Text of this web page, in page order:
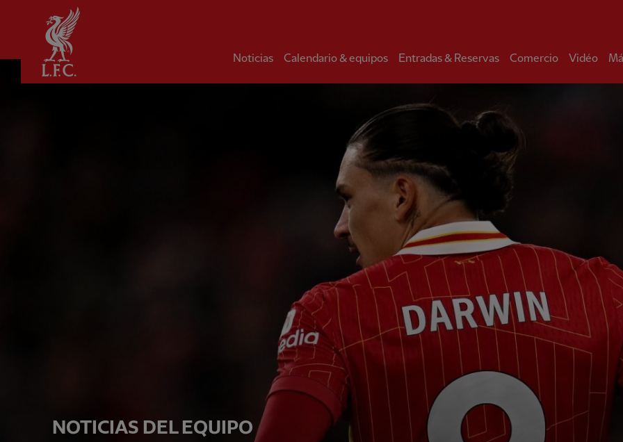
Noticias Calendario & equipos Entradas & Reservas Comercio Vidéo
NOTICIAS DEL EQUIPO